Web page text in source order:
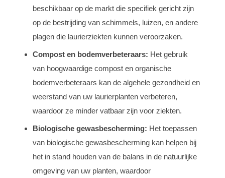
beschikbaar op de markt die specifiek gericht zijn
op de bestrijding van schimmels, luizen, en andere
plagen die laurierziekten kunnen veroorzaken.
Compost en bodemverbeteraars: Het gebruik
van hoogwaardige compost en organische
bodemverbeteraars kan de algehele gezondheid en
weerstand van uw laurierplanten verbeteren,
waardoor ze minder vatbaar zijn voor ziekten.
Biologische gewasbescherming: Het toepassen
van biologische gewasbescherming kan helpen bij
het in stand houden van de balans in de natuurlijke
omgeving van uw planten, waardoor